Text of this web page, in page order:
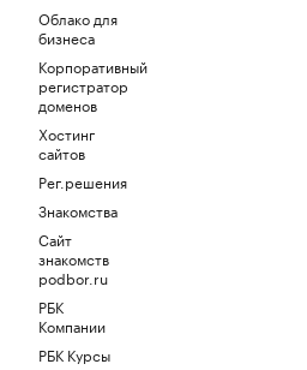
Облако для
бизнеса
Корпоративный
регистратор
доменов
Хостинг
сайтов
Рег.решения
Знакомства
Сайт
знакомств
podbor.ru
РБК
Компании
РБК Курсы